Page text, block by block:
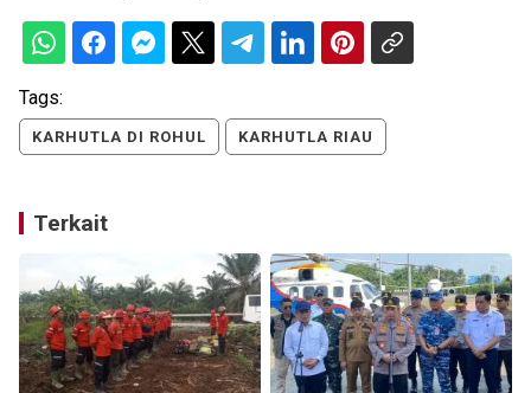
Tags:
KARHUTLA DI ROHUL KARHUTLA RIAU
Terkait